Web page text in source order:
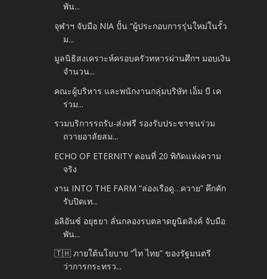
พัน...
จุฬาฯ จับมือ NIA ปั้น “ผู้ประกอบการรุ่นใหม่ในรั้ว
ม...
มูลนิธิสงเคราะห์ครอบครัวทหารผ่านศึกฯ มอบเงิน
จำนวน...
คณะผู้บริหาร และพนักงานกลุ่มบริษัท เอ็ม บี เค
ร่วม...
รวมบริการรถรับ-ส่งฟรี รองรับประชาชนร่วม
ถวายอาลัยสม...
ECHO OF ETERNITY ตอนที่ 20 พิกัดแห่งความ
จริง
งาน INTO THE FARM “ล่องเรือดู…ควาย” คึกคัก
รับปิดเท...
อลิอันซ์ อยุธยา ลั่นกลองรบตลาดยูนิตลิงค์ จับมือ
พัน...
🇹🇭 ภายใต้นโยบาย “ไท ไทย” ของรัฐมนตรี
ว่าการกระทรว...